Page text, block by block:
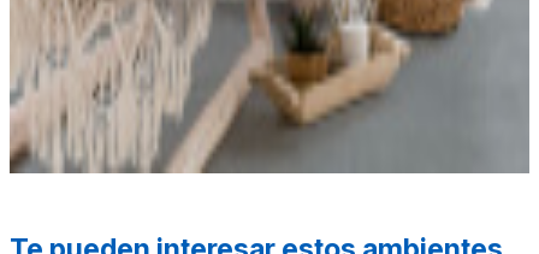
*Las fotografías de productos y ambientes son
ilustrativas, algunos atributos de color y textura pueden
variar de acuerdo a la resolución de tu pantalla y diferir
de la realidad. Los elementos de ambientación no se
incluyen en la compra.